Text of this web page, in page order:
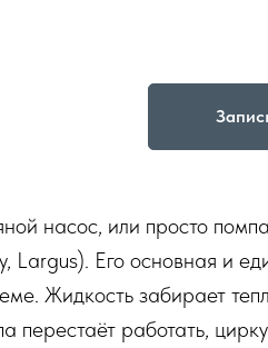
насос, или просто
Largus). Его основная и
Жидкость забирает
перестаёт работать,